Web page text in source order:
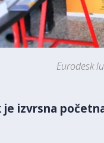
Eurodesk
je izvrsna